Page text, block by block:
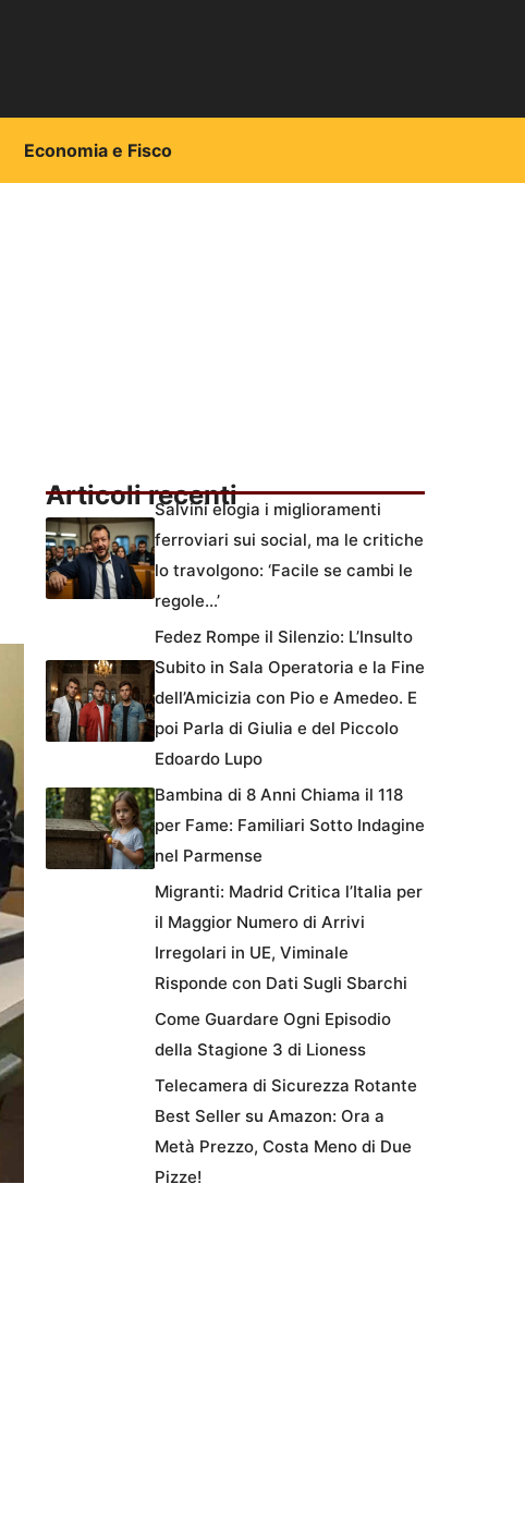
Economia e Fisco
Articoli recentiSalvini elogia i miglioramenti
ferroviari sui social, ma le critiche
lo travolgono: ‘Facile se cambi le
regole…’
Fedez Rompe il Silenzio: L’Insulto
Subito in Sala Operatoria e la Fine
dell’Amicizia con Pio e Amedeo. E
poi Parla di Giulia e del Piccolo
Edoardo Lupo
Bambina di 8 Anni Chiama il 118
per Fame: Familiari Sotto Indagine
nel Parmense
Migranti: Madrid Critica l’Italia per
il Maggior Numero di Arrivi
Irregolari in UE, Viminale
Risponde con Dati Sugli Sbarchi
Come Guardare Ogni Episodio
della Stagione 3 di Lioness
Telecamera di Sicurezza Rotante
Best Seller su Amazon: Ora a
Metà Prezzo, Costa Meno di Due
Pizze!